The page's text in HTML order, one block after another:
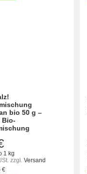
bio 50 g –
Bio-
1 kg
zzgl. Versand
€